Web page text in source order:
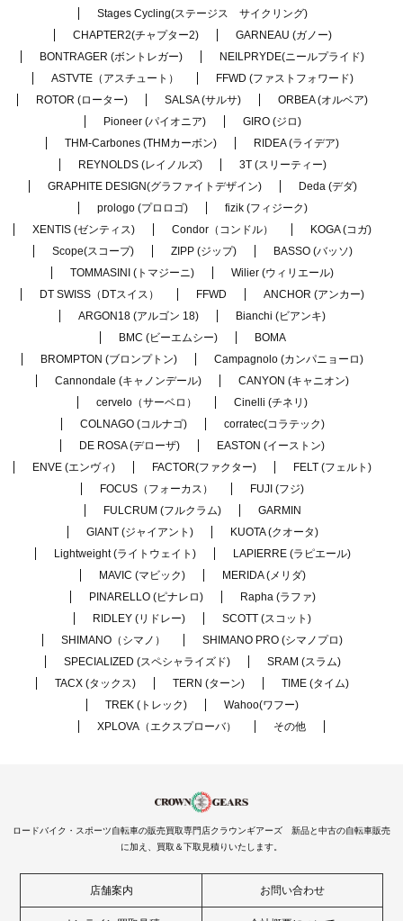
Stages Cycling(ステージス サイクリング)
CHAPTER2(チャプター2)
GARNEAU (ガノー)
BONTRAGER (ボントレガー)
NEILPRYDE(ニールプライド)
ASTVTE（アスチュート）
FFWD (ファストフォワード)
ROTOR (ローター)
SALSA (サルサ)
ORBEA (オルベア)
Pioneer (パイオニア)
GIRO (ジロ)
THM-Carbones (THMカーボン)
RIDEA (ライデア)
REYNOLDS (レイノルズ)
3T (スリーティー)
GRAPHITE DESIGN(グラファイトデザイン)
Deda (デダ)
prologo (プロロゴ)
fizik (フィジーク)
XENTIS (ゼンティス)
Condor（コンドル）
KOGA (コガ)
Scope(スコープ)
ZIPP (ジップ)
BASSO (バッソ)
TOMMASINI (トマジーニ)
Wilier (ウィリエール)
DT SWISS（DTスイス）
FFWD
ANCHOR (アンカー)
ARGON18 (アルゴン 18)
Bianchi (ビアンキ)
BMC (ビーエムシー)
BOMA
BROMPTON (ブロンプトン)
Campagnolo (カンパニョーロ)
Cannondale (キャノンデール)
CANYON (キャニオン)
cervelo（サーベロ）
Cinelli (チネリ)
COLNAGO (コルナゴ)
corratec(コラテック)
DE ROSA (デローザ)
EASTON (イーストン)
ENVE (エンヴィ)
FACTOR(ファクター)
FELT (フェルト)
FOCUS（フォーカス）
FUJI (フジ)
FULCRUM (フルクラム)
GARMIN
GIANT (ジャイアント)
KUOTA (クオータ)
Lightweight (ライトウェイト)
LAPIERRE (ラピエール)
MAVIC (マビック)
MERIDA (メリダ)
PINARELLO (ピナレロ)
Rapha (ラファ)
RIDLEY (リドレー)
SCOTT (スコット)
SHIMANO（シマノ）
SHIMANO PRO (シマノプロ)
SPECIALIZED (スペシャライズド)
SRAM (スラム)
TACX (タックス)
TERN (ターン)
TIME (タイム)
TREK (トレック)
Wahoo(ワフー)
XPLOVA（エクスプローバ）
その他
ロードバイク・スポーツ自転車の販売買取専門店クラウンギアーズ 新品と中古の自転車販売
に加え、買取＆下取見積りいたします。
店舗案内 お問い合わせ